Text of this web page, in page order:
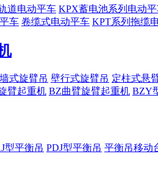
道电动平车 KPX蓄电池系列电动
车 卷缆式电动平车 KPT系列拖缆
墙式旋臂吊 壁行式旋臂吊 定柱式悬
臂起重机 BZ曲臂旋臂起重机 BZY
型平衡吊 PDJ型平衡吊 平衡吊移动